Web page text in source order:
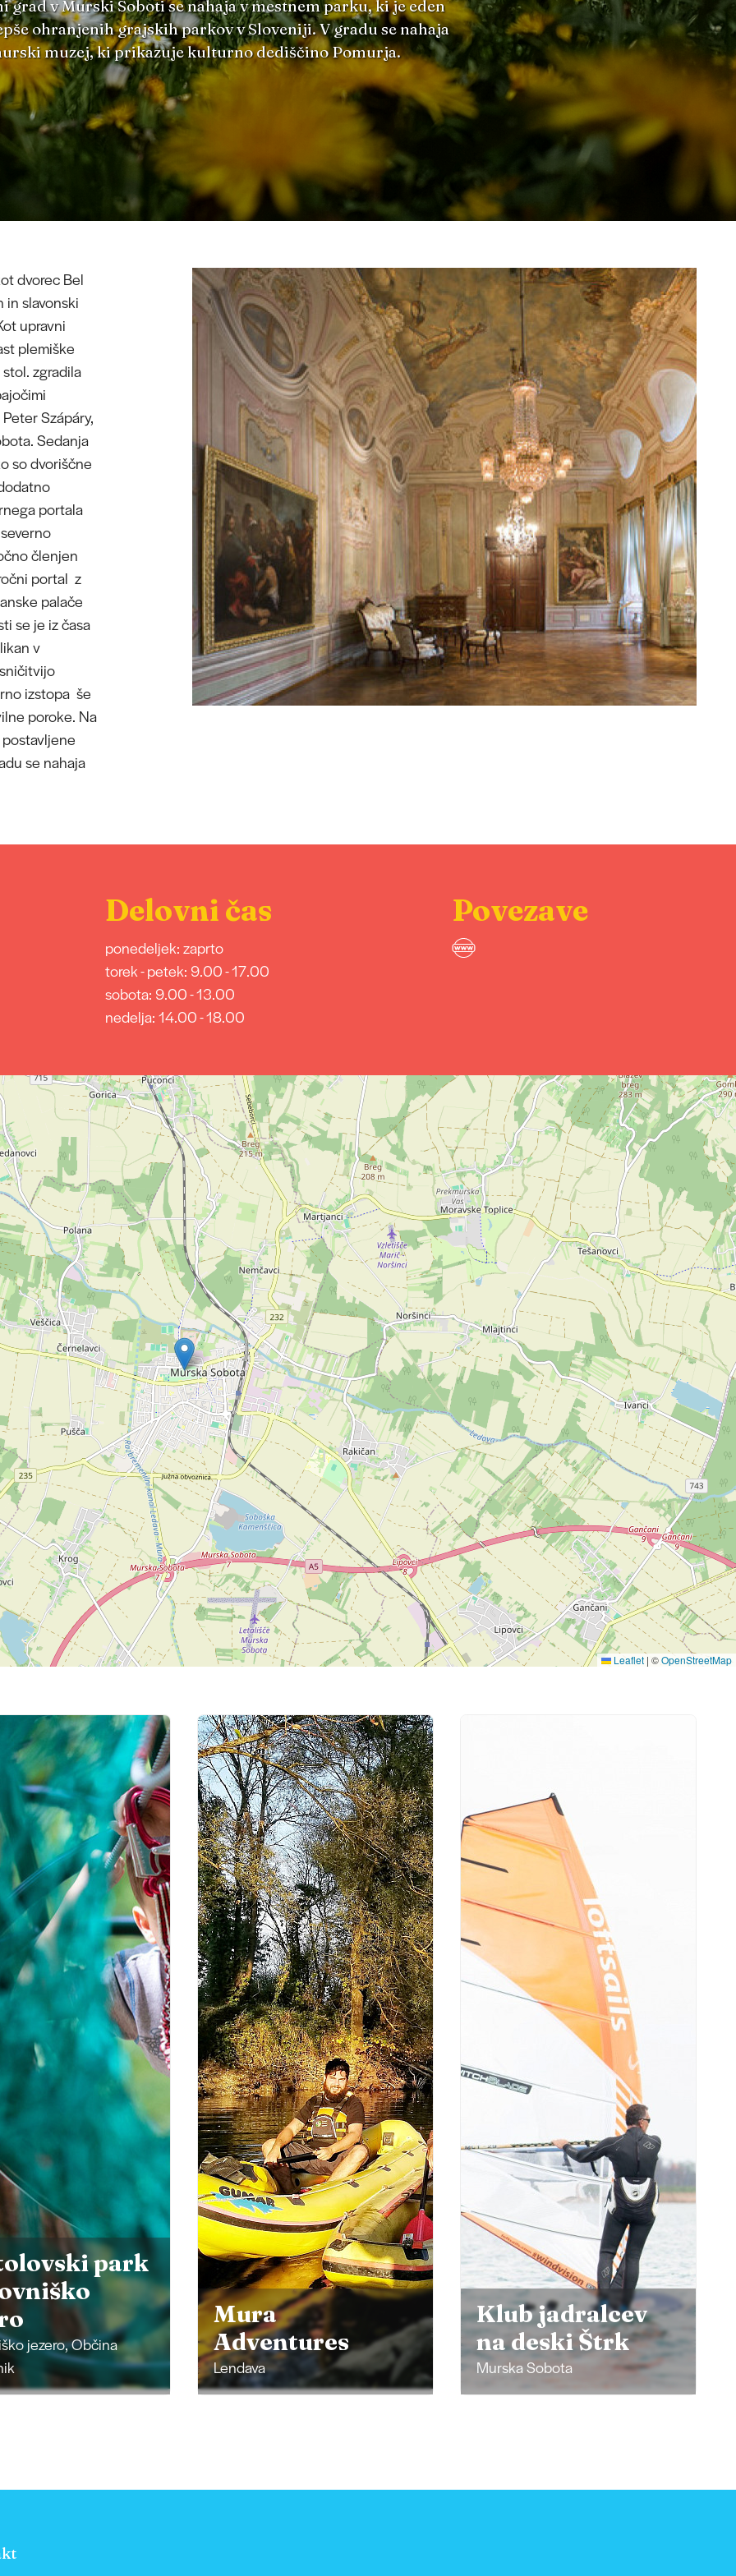
grad v Murski Soboti se nahaja v mestnem parku, ki je eden
ohranjenih grajskih parkov v Sloveniji. V gradu se nahaja
muzej, ki prikazuje kulturno dediščino Pomurja.
dvorec Bel
slavonski
upravni
plemiške
zgradila
Szápáry,
Sedanja
so dvoriščne
portala
členjen
portal z
palače
se je iz časa
v
izstopa še
poroke. Na
se nahaja
Delovni čas
ponedeljek: zaprto
torek - petek: 9.00 - 17.00
sobota: 9.00 - 13.00
nedelja: 14.00 - 18.00
Povezave
Leaflet | ©OpenStreetMap
Klub jadralcev
na deski Štrk
Murska Sobota
Pomelaj
Mala Polana